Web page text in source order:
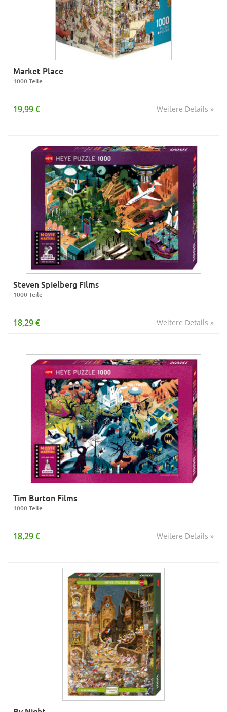
Market Place
1000 Teile
Weitere Details »
19,99 €
Steven Spielberg Films
1000 Teile
Weitere Details »
18,29 €
Tim Burton Films
1000 Teile
Weitere Details »
18,29 €